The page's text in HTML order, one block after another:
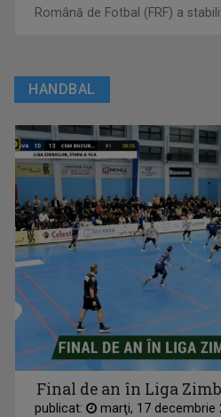
Română de Fotbal (FRF) a
HANDBAL
Final de an în Liga
publicat: marţi, 17 decembrie